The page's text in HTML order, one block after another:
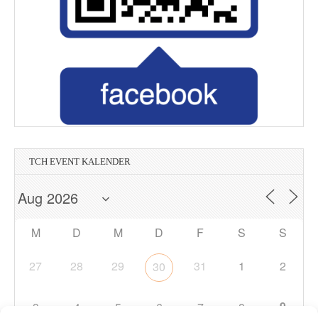
TCH EVENT KALENDER
M D M D F S S
27 28 29 30 31 1 2
3 4 5 6 7 8 9